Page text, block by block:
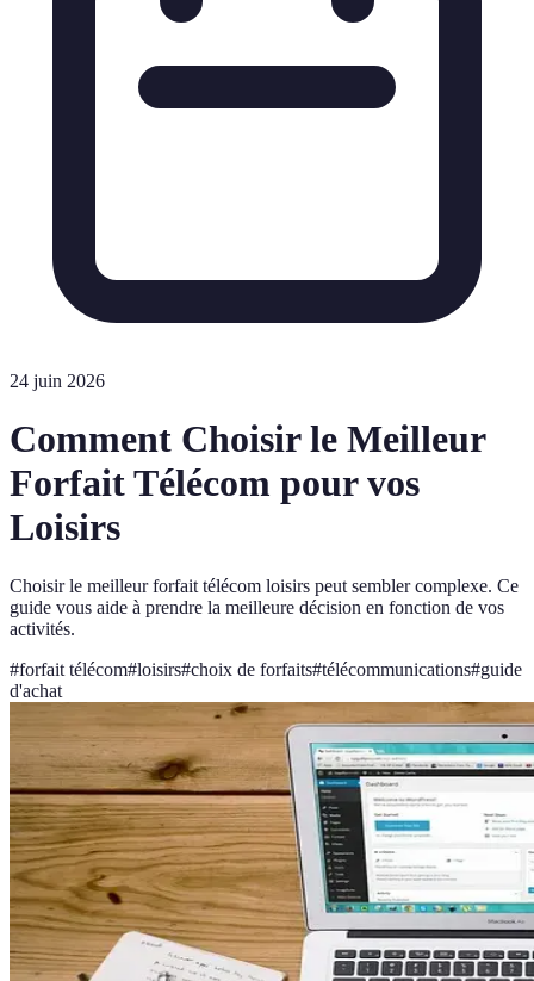
24 juin 2026
Comment Choisir le Meilleur
Forfait Télécom pour vos
Loisirs
Choisir le meilleur forfait télécom loisirs peut sembler complexe. Ce
guide vous aide à prendre la meilleure décision en fonction de vos
activités.
#forfait télécom#loisirs#choix de forfaits#télécommunications#guide
d'achat